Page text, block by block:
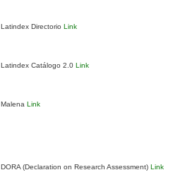
Latindex DirectorioLink
Latindex Catálogo 2.0Link
MalenaLink
DORA (Declaration on Research Assessment)Link